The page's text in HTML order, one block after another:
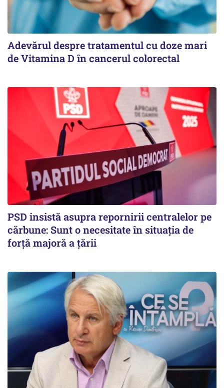
Adevărul despre tratamentul cu doze mari
de Vitamina D în cancerul colorectal
PSD insistă asupra repornirii centralelor pe
cărbune: Sunt o necesitate în situația de
forță majoră a țării